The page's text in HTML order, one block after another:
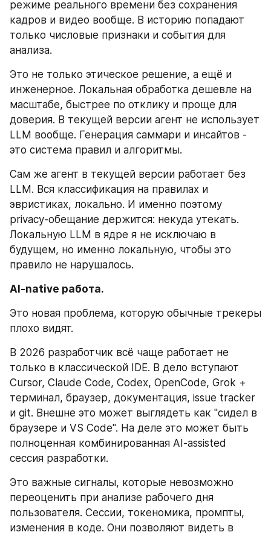
режиме реального времени без сохранения
кадров и видео вообще. В историю попадают
только числовые признаки и события для
анализа.
Это не только этическое решение, а ещё и
инженерное. Локальная обработка дешевле на
масштабе, быстрее по отклику и проще для
доверия. В текущей версии агент не использует
LLM вообще. Генерация саммари и инсайтов -
это система правил и алгоритмы.
Сам же агент в текущей версии работает без
LLM. Вся классификация на правилах и
эвристиках, локально. И именно поэтому
privacy-обещание держится: некуда утекать.
Локальную LLM в ядре я не исключаю в
будущем, но именно локальную, чтобы это
правило не нарушалось.
AI-native работа.
Это новая проблема, которую обычные трекеры
плохо видят.
В 2026 разработчик всё чаще работает не
только в классической IDE. В дело вступают
Cursor, Claude Code, Codex, OpenCode, Grok +
терминал, браузер, документация, issue tracker
и git. Внешне это может выглядеть как "сидел в
браузере и VS Code". На деле это может быть
полноценная комбинированная AI-assisted
сессия разработки.
Это важные сигналы, которые невозможно
переоценить при анализе рабочего дня
пользователя. Сессии, токеномика, промпты,
изменения в коде. Они позволяют видеть в